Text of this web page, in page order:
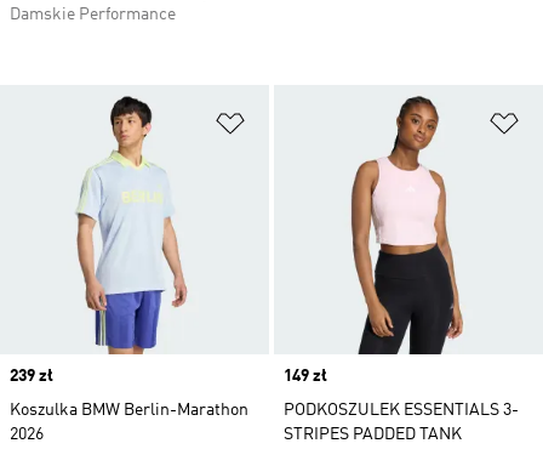
Dodaj do listy życzeń
Price
239 zł
Koszulka BMW Berlin-Marathon
2026
Price
149 zł
PODKOSZULEK ESSENTIALS 3-
STRIPES PADDED TANK
Damskie Performance